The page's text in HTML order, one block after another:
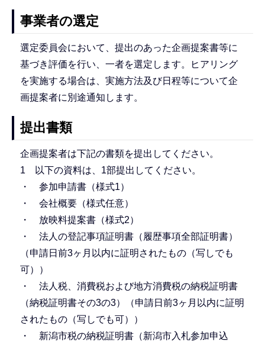
事業者の選定
選定委員会において、提出のあった企画提案書等に
基づき評価を行い、一者を選定します。ヒアリング
を実施する場合は、実施方法及び日程等について企
画提案者に別途通知します。
提出書類
企画提案者は下記の書類を提出してください。
1 以下の資料は、1部提出してください。
・ 参加申請書（様式1）
・ 会社概要（様式任意）
・ 放映料提案書（様式2）
・ 法人の登記事項証明書（履歴事項全部証明書）
（申請日前3ヶ月以内に証明されたもの（写しでも
可））
・ 法人税、消費税および地方消費税の納税証明書
（納税証明書その3の3）（申請日前3ヶ月以内に証明
されたもの（写しでも可））
・ 新潟市税の納税証明書（新潟市入札参加申込